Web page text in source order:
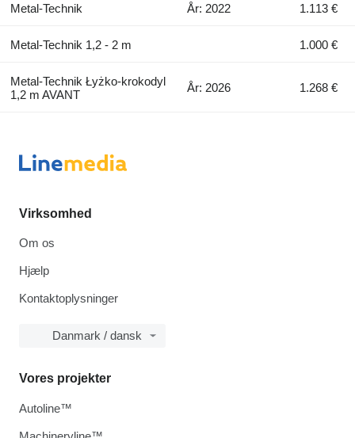
Metal-Technik År: 2022 1.113 €
Metal-Technik 1,2 - 2 m 1.000 €
Metal-Technik Łyżko-krokodyl
1,2 m AVANT
År: 2026 1.268 €
Virksomhed
Om os
Hjælp
Kontaktoplysninger
Danmark / dansk
Vores projekter
Autoline™